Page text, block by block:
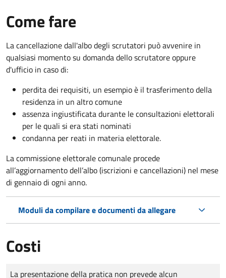
Come fare
La cancellazione dall'albo degli scrutatori può avvenire in
qualsiasi momento su domanda dello scrutatore oppure
d'ufficio in caso di:
perdita dei requisiti, un esempio è il trasferimento della
residenza in un altro comune
assenza ingiustificata durante le consultazioni elettorali
per le quali si era stati nominati
condanna per reati in materia elettorale.
La commissione elettorale comunale procede
all’aggiornamento dell’albo (iscrizioni e cancellazioni) nel mese
di gennaio di ogni anno.
Moduli da compilare e documenti da allegare
Costi
Tipo di pagamento
Importo
La presentazione della pratica non prevede alcun